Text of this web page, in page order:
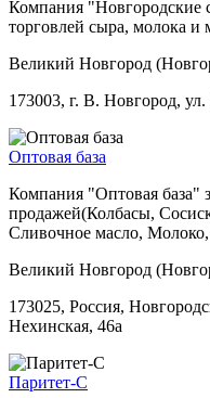
Компания "Новгородские
торговлей сыра, молока и
Великий Новгород
173003, г. В. Новгород,
Оптовая база
Компания "Оптовая база"
продажей(Колбасы,
Сливочное масло,
Великий Новгород
173025, Россия,
Нехинская, 46а
Паритет-С